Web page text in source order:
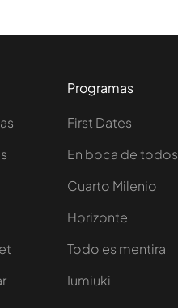
Programas
First Dates
En boca de todos
Cuarto Milenio
Horizonte
Todo es mentira
Iumiuki